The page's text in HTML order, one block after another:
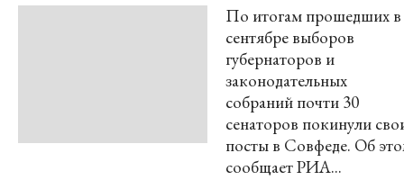
По итогам прошедших в
сентябре выборов
губернаторов и
законодательных
собраний почти 30
сенаторов покинули
посты в Совфеде. Об
сообщает РИА...